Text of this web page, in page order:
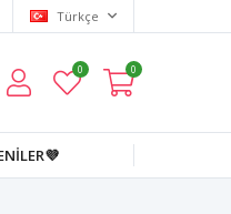
Türkçe
0 0